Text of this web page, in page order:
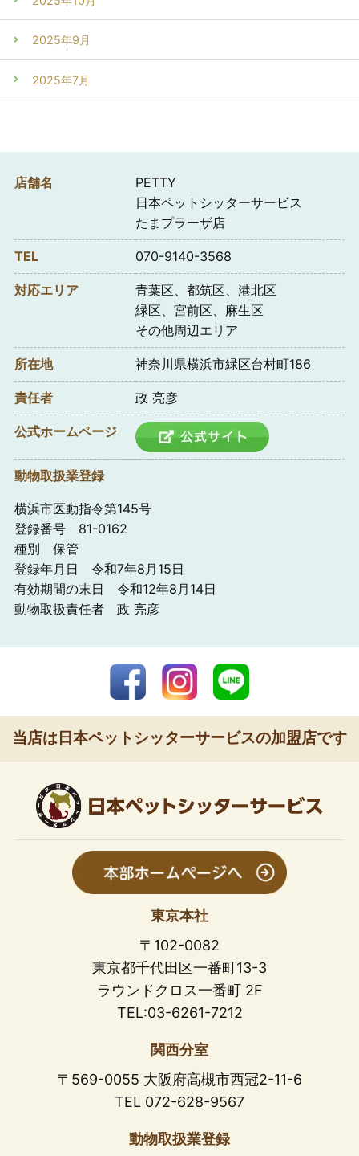
2025年9月
2025年7月
店舗名
PETTY
日本ペットシッターサービス
たまプラーザ店
TEL 070-9140-3568
対応エリア
青葉区、都筑区、港北区
緑区、宮前区、麻生区
その他周辺エリア
所在地 神奈川県横浜市緑区台村町186
責任者 政 亮彦
公式ホームページ
動物取扱業登録
横浜市医動指令第145号
登録番号 81-0162
種別 保管
登録年月日 令和7年8月15日
有効期間の末日 令和12年8月14日
動物取扱責任者 政 亮彦
当店は日本ペットシッターサービスの加盟店です
東京本社
〒102-0082
東京都千代田区一番町13-3
ラウンドクロス一番町 2F
TEL:03-6261-7212
関西分室
〒569-0055 大阪府高槻市西冠2-11-6
TEL 072-628-9567
動物取扱業登録